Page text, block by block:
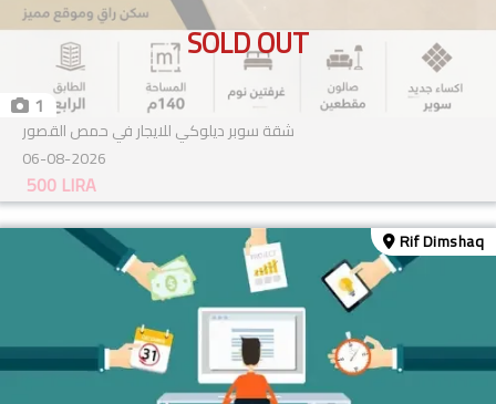
SOLD OUT
1
شقة سوبر ديلوكي للايجار في حمص القصور
06-08-2026
LIRA
500
Rif Dimshaq